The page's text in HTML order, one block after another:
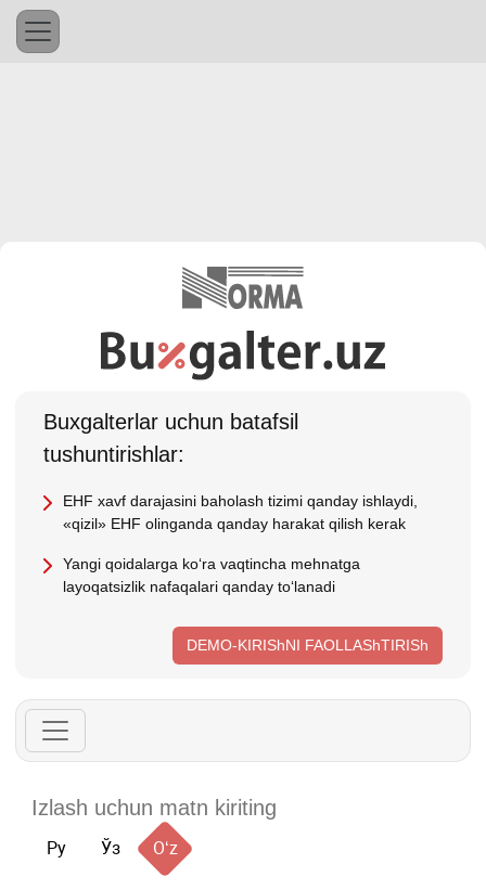
Buхgalterlar uchun batafsil
tushuntirishlar:
EHF хavf darajasini baholash tizimi qanday ishlaydi,
«qizil» EHF olinganda qanday harakat qilish kerak
Yangi qoidalarga koʻra vaqtincha mehnatga
layoqatsizlik nafaqalari qanday toʻlanadi
DEMO-KIRIShNI FAOLLAShTIRISh
Ру Ўз Oʻz